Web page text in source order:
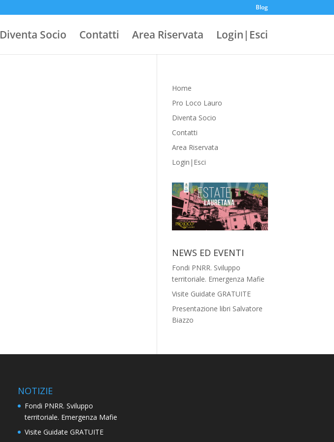
Blog
Diventa Socio Contatti Area Riservata Login|Esci
Home
Pro Loco Lauro
Diventa Socio
Contatti
Area Riservata
Login|Esci
NEWS ED EVENTI
Fondi PNRR. Sviluppo
territoriale. Emergenza Mafie
Visite Guidate GRATUITE
Presentazione libri Salvatore
Biazzo
NOTIZIE
Fondi PNRR. Sviluppo
territoriale. Emergenza Mafie
Visite Guidate GRATUITE